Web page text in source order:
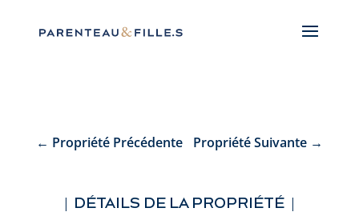
← Propriété Précédente Propriété Suivante →
| DÉTAILS DE LA PROPRIÉTÉ |